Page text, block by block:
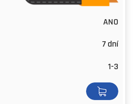
ANO
7 dní
1-3